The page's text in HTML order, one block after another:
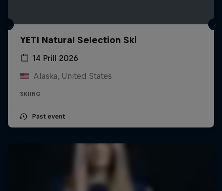
YETI Natural Selection Ski
14 Prill 2026
Alaska, United States
SKIING
Past event